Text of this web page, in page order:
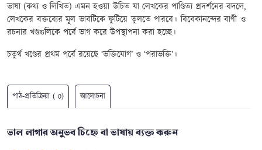
ভাষা (কথ্য ও লিখিত) এমন হওয়া উচিত যা লেখকের পাণ্ডিত্য প্রদর্শনের বদলে,
লেখকের বক্তব্যের মূল ভাবটিকে ফুটিয়ে তুলতে পারবে। বিবেকানন্দের বাণী ও
রচনার খণ্ডগুলিকে পর্বে ভাগ করে উপস্থাপনা করা হচ্ছে।
চতুর্থ খণ্ডের প্রথম পর্বে রয়েছে ‘ভক্তিযোগ’ ও ‘পরাভক্তি’।
পাঠ-প্রতিক্রিয়া ( 0) আলোচনা
ভাল লাগার অনুভব চিহ্নে বা ভাষায় ব্যক্ত করুন